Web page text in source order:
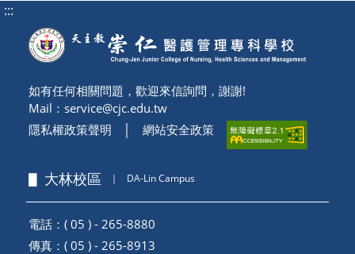
:::
如有任何相關問題，歡迎來信詢問，謝謝!
Mail： service@cjc.edu.tw
隱私權政策聲明
網站安全政策
▋ 大林校區 ｜ DA-Lin Campus
電話：( 05 ) - 265-8880
傳真：( 05 ) - 265-8913